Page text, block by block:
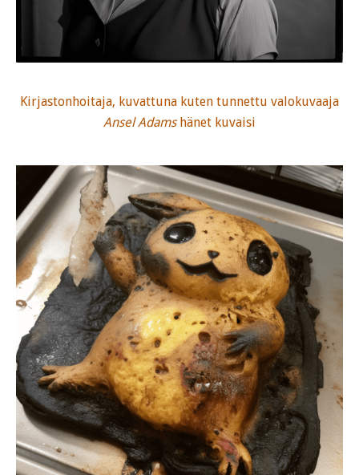
Kirjastonhoitaja, kuvattuna kuten tunnettu valokuvaaja
Ansel Adamshänet kuvaisi